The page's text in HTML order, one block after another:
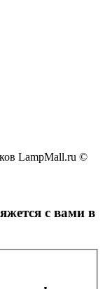
LampMall.ru ©
с вами в